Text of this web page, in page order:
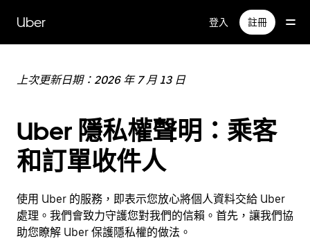
Uber 登入 註冊
上次更新日期：2026 年 7 月 13 日
Uber 隱私權聲明：乘客
和訂單收件人
使用 Uber 的服務，即表示您放心將個人資料交給 Uber
處理。我們會致力守護您對我們的信賴。首先，讓我們協
助您瞭解 Uber 保護隱私權的做法。